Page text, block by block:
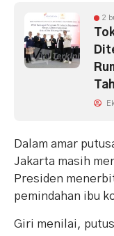
2
Dalam amar
Jakarta masih
Presiden
pemindahan ibu
Giri menilai,